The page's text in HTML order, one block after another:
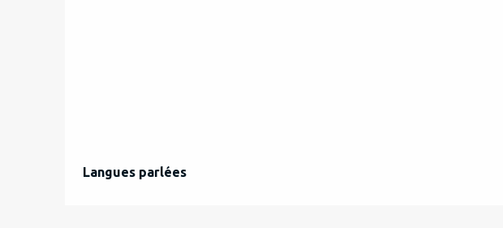
Langues parlées
Langues parlées